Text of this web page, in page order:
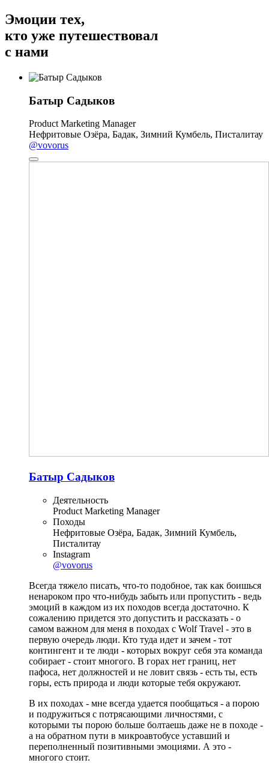
Эмоции тех,
кто уже путешествовал
с нами
Батыр Садыков
Product Marketing Manager
Нефритовые Озёра, Бадак, Зимний Кумбель, Писталитау
@vovorus
Батыр Садыков
Деятельность
Product Marketing Manager
Походы
Нефритовые Озёра, Бадак, Зимний Кумбель,
Писталитау
Instagram
@vovorus
Всегда тяжело писать, что-то подобное, так как боишься
ненароком про что-нибудь забыть или пропустить - ведь
эмоций в каждом из их походов всегда достаточно. К
сожалению придется это допустить и рассказать - о
самом важном для меня в походах с Wolf Travel - это в
первую очередь люди. Кто туда идет и зачем - тот
контингент и те люди - которых вокруг себя эта команда
собирает - стоит многого. В горах нет границ, нет
пафоса, нет должностей и не ловит связь - есть ты, есть
горы, есть природа и люди которые тебя окружают.
В их походах - мне всегда удается пообщаться - а порою
и подружиться с потрясающими личностями, с
которыми ты порою больше болтаешь даже не в походе -
а на обратном пути в микроавтобусе уставший и
переполненный позитивными эмоциями. А это -
многого стоит.